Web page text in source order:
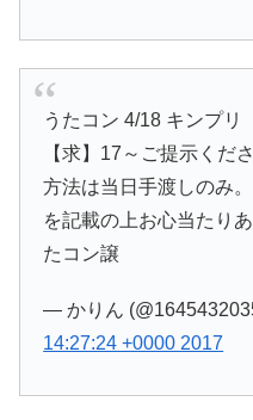
うたコン 4/18 キンプリ
【求】17～ご提示くだ
方法は当日手渡しのみ
を記載の上お心当たり
たコン譲
— かりん
14:27:24 +0000 2017